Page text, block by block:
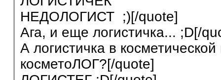
НЕДОЛОГИСТ ;)[/quote]
Ага, и еще логистичка... ;D[/
А логистичка в
косметоЛОГ?[/quote]